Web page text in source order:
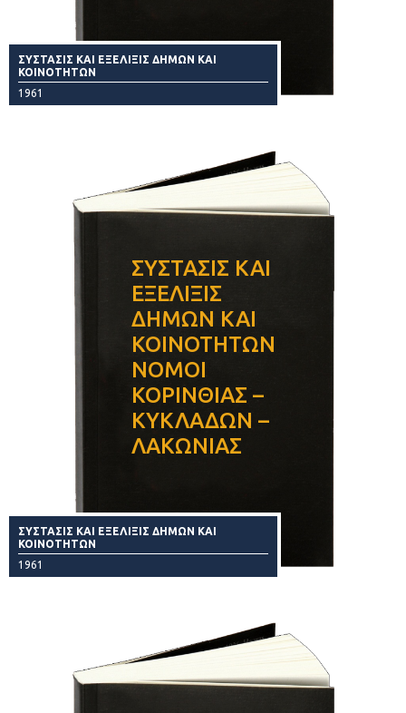
ΣΥΣΤΑΣΙΣ ΚΑΙ ΕΞΕΛΙΞΙΣ ΔΗΜΩΝ ΚΑΙ
ΚΟΙΝΟΤΗΤΩΝ
1961
ΣΥΣΤΑΣΙΣ ΚΑΙ ΕΞΕΛΙΞΙΣ ΔΗΜΩΝ ΚΑΙ
ΚΟΙΝΟΤΗΤΩΝ
1961
ΣΥΣΤΑΣΙΣ ΚΑΙ
ΕΞΕΛΙΞΙΣ
ΔΗΜΩΝ ΚΑΙ
ΚΟΙΝΟΤΗΤΩΝ
ΝΟΜΟΙ
ΚΟΡΙΝΘΙΑΣ –
ΚΥΚΛΑΔΩΝ –
ΛΑΚΩΝΙΑΣ